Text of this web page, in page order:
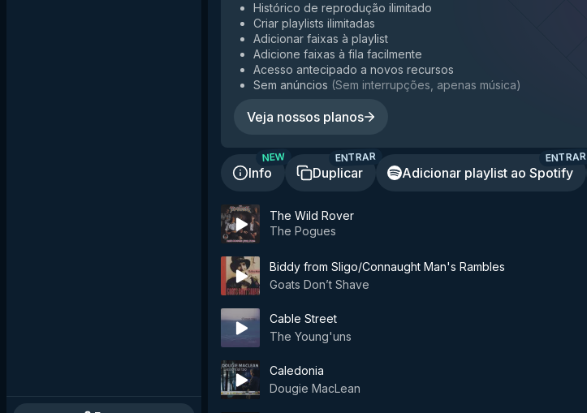
Histórico de reprodução ilimitado
Criar playlists ilimitadas
Adicionar faixas à playlist
Adicione faixas à fila facilmente
Acesso antecipado a novos recursos
Sem anúncios (Sem interrupções, apenas música)
Veja nossos planos
Info
NEW
Duplicar
ENTRAR
Adicionar playlist ao Spotify
ENTRAR
The Wild Rover
The Pogues
Biddy from Sligo/Connaught Man's Rambles
Goats Don’t Shave
Cable Street
The Young'uns
Caledonia
Dougie MacLean